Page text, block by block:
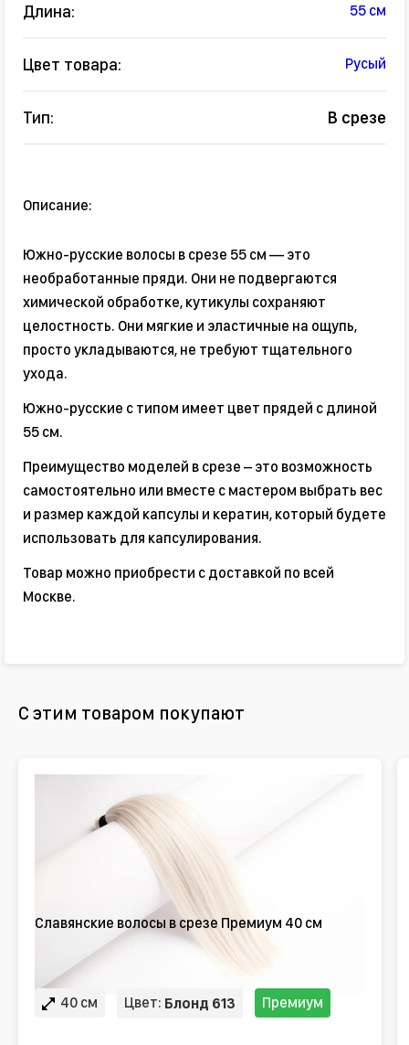
Длина: 55 см
Цвет товара: Русый
Тип: В срезе
Описание:
Южно-русские волосы в срезе 55 см — это
необработанные пряди. Они не подвергаются
химической обработке, кутикулы сохраняют
целостность. Они мягкие и эластичные на ощупь,
просто укладываются, не требуют тщательного
ухода.
Южно-русские с типом имеет цвет прядей с длиной
55 см.
Преимущество моделей в срезе – это возможность
самостоятельно или вместе с мастером выбрать вес
и размер каждой капсулы и кератин, который будете
использовать для капсулирования.
Товар можно приобрести с доставкой по всей
Москве.
С этим товаром покупают
Славянские волосы в срезе Премиум 40 см
40 см Цвет: Блонд 613 Премиум